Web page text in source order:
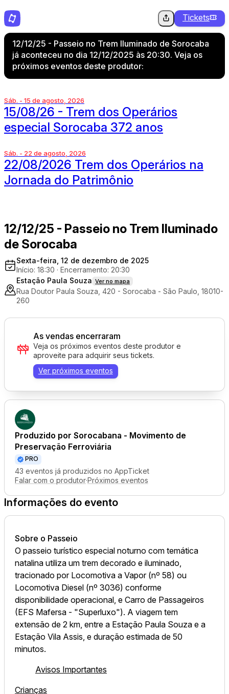
Tickets
12/12/25 - Passeio no Trem Iluminado de Sorocaba
já aconteceu no dia 12/12/2025 às 20:30. Veja os
próximos eventos deste produtor:
Sáb. - 15 de agosto, 2026
15/08/26 - Trem dos Operários
especial Sorocaba 372 anos
Sáb. - 22 de agosto, 2026
22/08/2026 Trem dos Operários na
Jornada do Patrimônio
12/12/25 - Passeio no Trem Iluminado
de Sorocaba
Sexta-feira, 12 de dezembro de 2025
Início: 18:30 · Encerramento: 20:30
Estação Paula Souza Ver no mapa
Rua Doutor Paula Souza, 420 - Sorocaba - São Paulo, 18010-
260
Produzido por Sorocabana - Movimento de
Preservação Ferroviária
PRO
43 eventos já produzidos no AppTicket
Falar com o produtor·Próximos eventos
Informações do evento
Sobre o Passeio
O passeio turístico especial noturno com temática
natalina utiliza um trem decorado e iluminado,
tracionado por Locomotiva a Vapor (nº 58) ou
Locomotiva Diesel (nº 3036) conforme
disponibilidade operacional, e Carro de Passageiros
(EFS Mafersa - "Superluxo"). A viagem tem
extensão de 2 km, entre a Estação Paula Souza e a
Estação Vila Assis, e duração estimada de 50
minutos.
Avisos Importantes
Crianças
As vendas encerraram
Veja os próximos eventos deste produtor e
aproveite para adquirir seus tickets.
Ver próximos eventos